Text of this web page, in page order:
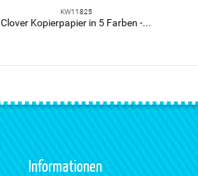
KW11825
Clover Kopierpapier in 5 Farben -...
Informationen